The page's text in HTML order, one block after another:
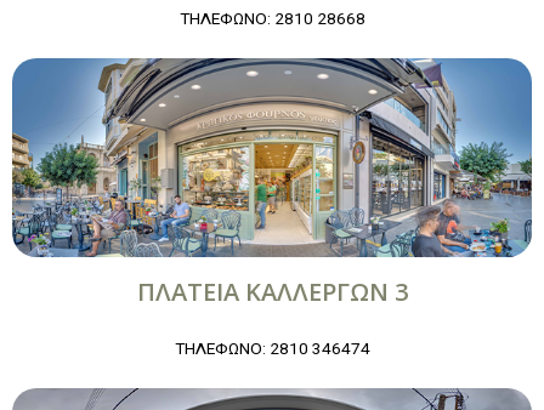
ΤΗΛΕΦΩΝΟ: 2810 28668
ΠΛΑΤΕΙΑ ΚΑΛΛΕΡΓΩΝ 3
ΤΗΛΕΦΩΝΟ: 2810 346474